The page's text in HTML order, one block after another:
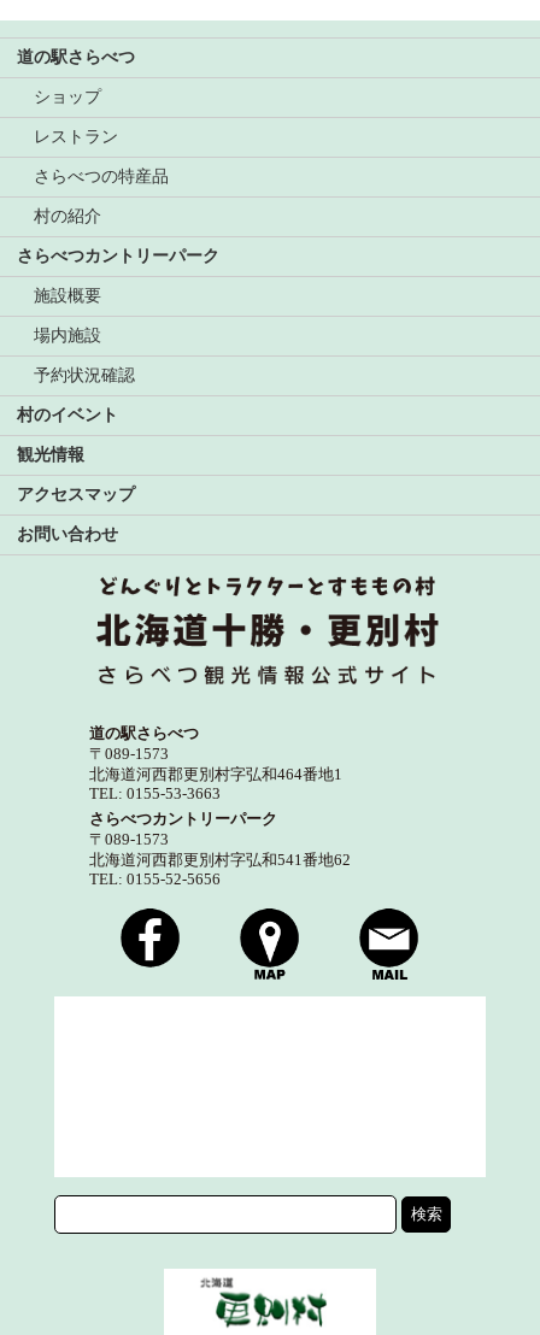
道の駅さらべつ
ショップ
レストラン
さらべつの特産品
村の紹介
さらべつカントリーパーク
施設概要
場内施設
予約状況確認
村のイベント
観光情報
アクセスマップ
お問い合わせ
道の駅さらべつ
〒089-1573
北海道河西郡更別村字弘和464番地1
TEL: 0155-53-3663
さらべつカントリーパーク
〒089-1573
北海道河西郡更別村字弘和541番地62
TEL: 0155-52-5656